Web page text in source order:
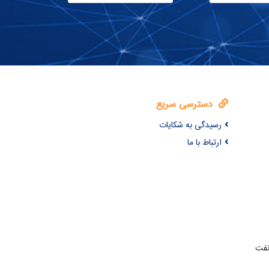
دسترسی سریع
رسیدگی به شکایات
ارتباط با ما